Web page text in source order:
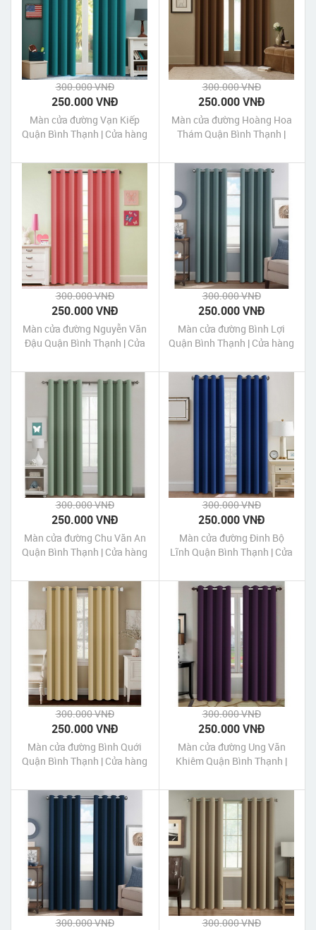
300.000 VNĐ
250.000 VNĐ
Màn cửa đường Vạn Kiếp
Quận Bình Thạnh | Cửa hàng
Kiếp Quận Bình Thạnh Tp
HCM
300.000 VNĐ
250.000 VNĐ
Màn cửa đường Hoàng Hoa
Thám Quận Bình Thạnh |
đường Hoàng Hoa Thám
Quận Bình Thạnh Tp HCM
300.000 VNĐ
250.000 VNĐ
Màn cửa đường Nguyễn Văn
Đậu Quận Bình Thạnh | Cửa
Nguyễn Văn Đậu Quận Bình
Thạnh Tp HCM
300.000 VNĐ
250.000 VNĐ
Màn cửa đường Bình Lợi
Quận Bình Thạnh | Cửa hàng
Lợi Quận Bình Thạnh Tp
HCM
300.000 VNĐ
250.000 VNĐ
Màn cửa đường Chu Văn An
Quận Bình Thạnh | Cửa hàng
Văn An Quận Bình Thạnh Tp
HCM
300.000 VNĐ
250.000 VNĐ
Màn cửa đường Đinh Bộ
Lĩnh Quận Bình Thạnh | Cửa
Đinh Bộ Lĩnh Quận Bình
Thạnh Tp HCM
300.000 VNĐ
250.000 VNĐ
Màn cửa đường Bình Quới
Quận Bình Thạnh | Cửa hàng
Quới Quận Bình Thạnh Tp
HCM
300.000 VNĐ
250.000 VNĐ
Màn cửa đường Ung Văn
Khiêm Quận Bình Thạnh |
đường Ung Văn Khiêm Quận
Bình Thạnh Tp HCM
300.000 VNĐ 300.000 VNĐ